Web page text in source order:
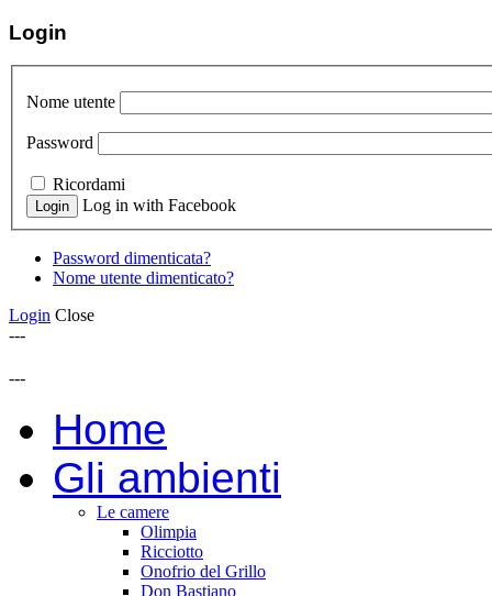
Login
Nome utente
Password
Ricordami
Log in with Facebook
Password dimenticata?
Nome utente dimenticato?
Login Close
---
---
Home
Gli ambienti
Le camere
Olimpia
Ricciotto
Onofrio del Grillo
Don Bastiano